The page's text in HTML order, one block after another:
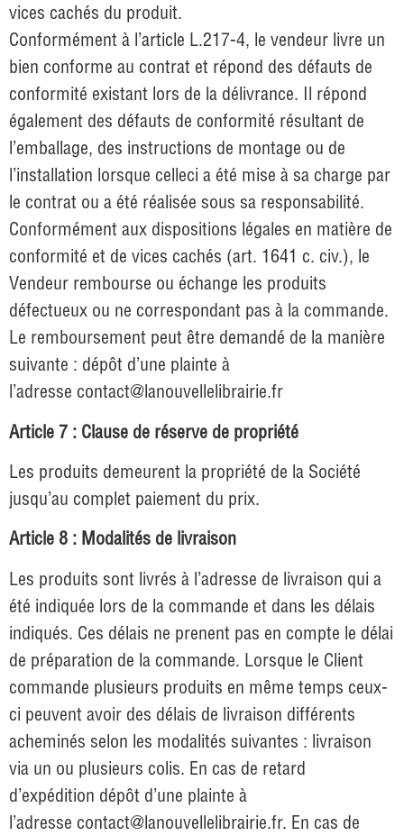
vices cachés du produit.
Conformément à l’article L.217-4, le vendeur livre un
bien conforme au contrat et répond des défauts de
conformité existant lors de la délivrance. Il répond
également des défauts de conformité résultant de
l’emballage, des instructions de montage ou de
l’installation lorsque celleci a été mise à sa charge par
le contrat ou a été réalisée sous sa responsabilité.
Conformément aux dispositions légales en matière de
conformité et de vices cachés (art. 1641 c. civ.), le
Vendeur rembourse ou échange les produits
défectueux ou ne correspondant pas à la commande.
Le remboursement peut être demandé de la manière
suivante : dépôt d’une plainte à
l’adresse contact@lanouvellelibrairie.fr
Article 7 : Clause de réserve de propriété
Les produits demeurent la propriété de la Société
jusqu’au complet paiement du prix.
Article 8 : Modalités de livraison
Les produits sont livrés à l’adresse de livraison qui a
été indiquée lors de la commande et dans les délais
indiqués. Ces délais ne prenent pas en compte le délai
de préparation de la commande. Lorsque le Client
commande plusieurs produits en même temps ceux-
ci peuvent avoir des délais de livraison différents
acheminés selon les modalités suivantes : livraison
via un ou plusieurs colis. En cas de retard
d’expédition dépôt d’une plainte à
l’adresse contact@lanouvellelibrairie.fr. En cas de